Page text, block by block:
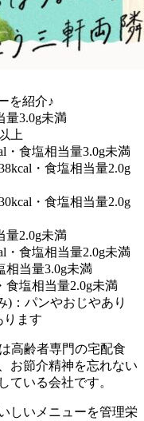
を紹介♪
量3.0g未満
上
・食塩相当量3.0g未満
・食塩相当量2.0g
・食塩相当量2.0g
量2.0g未満
・食塩相当量2.0g未満
相当量3.0g未満
食塩相当量2.0g未満
)：パンやおじやあり
ます
高齢者専門の宅配食
お節介精神を忘れない
ている会社です。
しいメニューを管理栄